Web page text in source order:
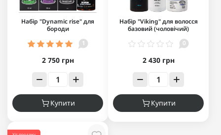
Набір "Dynamic rise" для
бороди
1
2 750 грн
Купити
Набір "Viking" для волосся
базовий (чоловічий)
0
2 430 грн
Купити